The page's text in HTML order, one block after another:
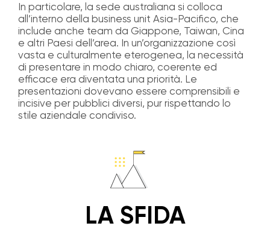
In particolare, la sede australiana si colloca
all’interno della business unit Asia-Pacifico, che
include anche team da Giappone, Taiwan, Cina
e altri Paesi dell’area. In un’organizzazione così
vasta e culturalmente eterogenea, la necessità
di presentare in modo chiaro, coerente ed
efficace era diventata una priorità. Le
presentazioni dovevano essere comprensibili e
incisive per pubblici diversi, pur rispettando lo
stile aziendale condiviso.
LA SFIDA